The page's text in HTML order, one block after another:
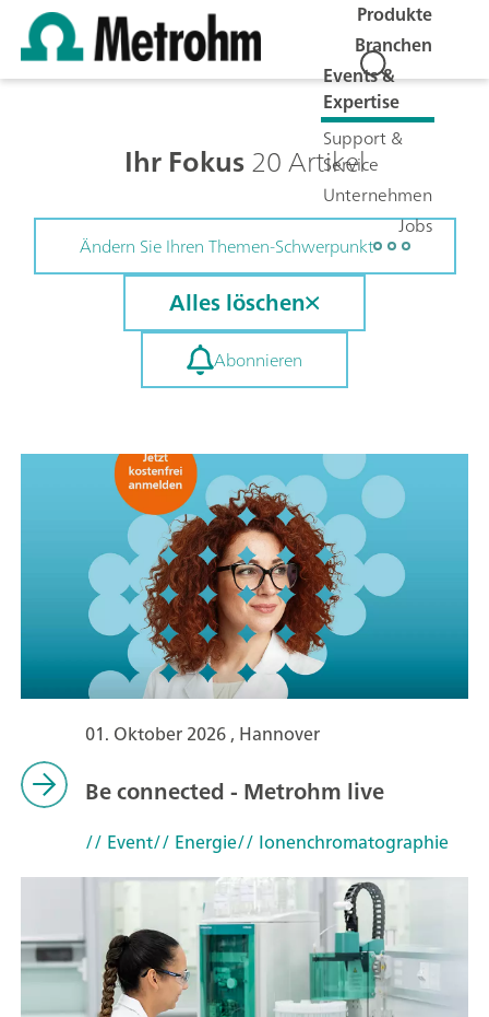
Produkte
Branchen
Events &
Expertise
Support &
Service
Unternehmen
Jobs
Ihr Fokus20 Artikel
Ändern Sie Ihren Themen-Schwerpunkt
Alles löschen
Abonnieren
01. Oktober 2026 , Hannover
Be connected - Metrohm live
// Event// Energie// Ionenchromatographie